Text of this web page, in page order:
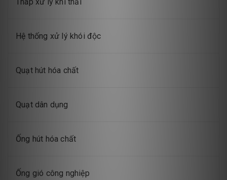
Tháp xử lý khí thải
Hệ thống xử lý khói độc
Quạt hút hóa chất
Quạt dân dụng
Ống hút hóa chất
Ống gió công nghiệp